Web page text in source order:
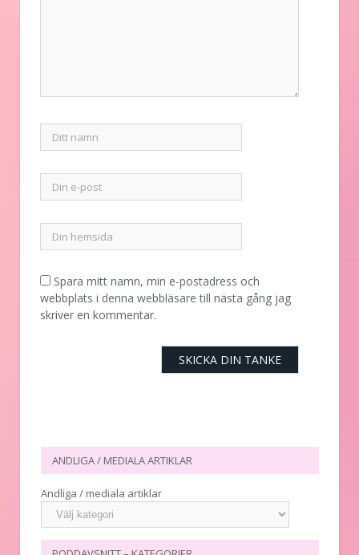
Spara mitt namn, min e-postadress och
webbplats i denna webbläsare till nästa gång jag
skriver en kommentar.
ANDLIGA / MEDIALA ARTIKLAR
Andliga / mediala artiklar